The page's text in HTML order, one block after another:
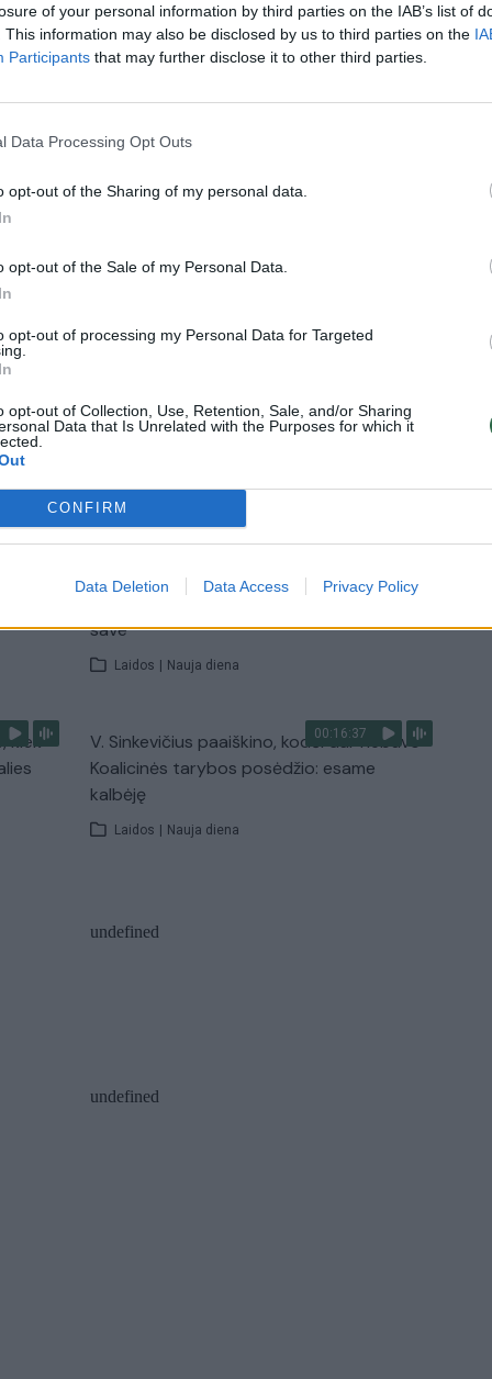
of your personal information by third parties on the IAB’s list of
This information may also be disclosed by us to third parties on the
Participants that may further disclose it to other third parties.
Data Processing Opt Outs
opt-out of the Sharing of my personal data.
opt-out of the Sale of my Personal Data.
opt-out of processing my Personal Data for Targeted
opt-out of Collection, Use, Retention, Sale, and/or Sharing
Data that Is Unrelated with the Purposes for which it
CONFIRM
Data Deletion Data Access Privacy Policy
liko
netoli Druskininkų vėjas vertė ištisus
Žinios Orai
00:00:57
Sinoptikai atsakė, kokiais orais užbaigsime
Lietuvos pasiruošimą pavojams neigiamai
vertinantis šaulys: nustokime apgaudinėti
save
Laidos | Nauja diena
kiek
00:16:37
V. Sinkevičius paaiškino, kodėl dar nebuvo
Koalicinės tarybos posėdžio: esame
kalbėję
Laidos | Nauja diena